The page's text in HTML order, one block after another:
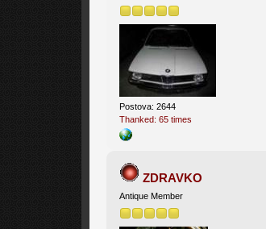
Postova: 2644
Thanked: 65 times
ZDRAVKO
Antique Member